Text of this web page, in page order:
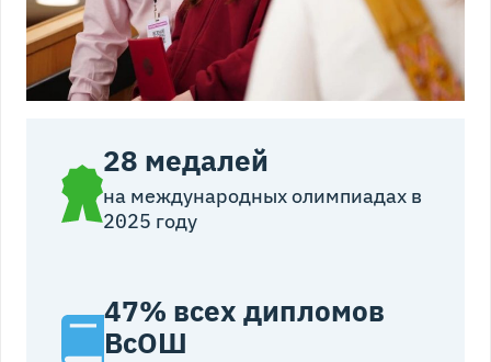
28 медалей
на международных олимпиадах в
2025 году
47% всех дипломов
ВсОШ